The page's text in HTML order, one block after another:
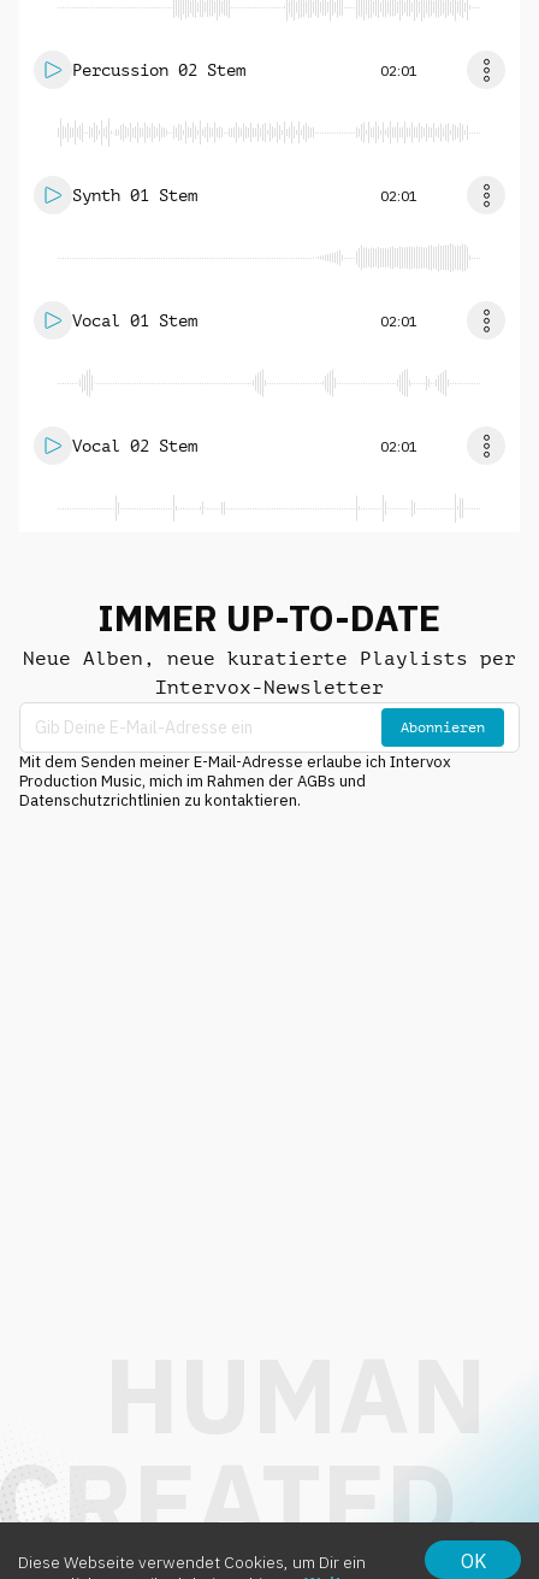
Percussion 02 Stem 02:01
Synth 01 Stem 02:01
Vocal 01 Stem 02:01
Vocal 02 Stem 02:01
IMMER UP-TO-DATE
Neue Alben, neue kuratierte Playlists per
Intervox-Newsletter
Abonnieren
Mit dem Senden meiner E-Mail-Adresse erlaube ich Intervox
Production Music, mich im Rahmen der AGBs und
Datenschutzrichtlinien zu kontaktieren.
Diese Webseite verwendet Cookies, um Dir ein
OK